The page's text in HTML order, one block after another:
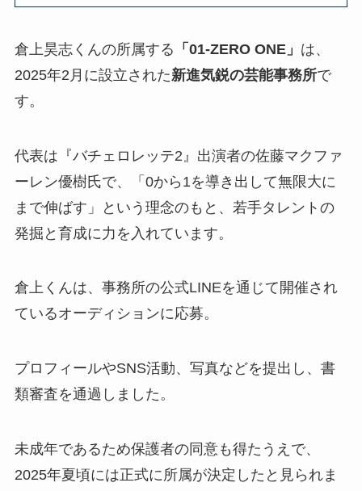
倉上昊志くんの所属する 「01-ZERO ONE」 は、
2025年2月に設立された新進気鋭の芸能事務所で
す。
代表は『バチェロレッテ2』出演者の佐藤マクファ
ーレン優樹氏で、「0から1を導き出して無限大に
まで伸ばす」という理念のもと、若手タレントの
発掘と育成に力を入れています。
倉上くんは、事務所の公式LINEを通じて開催され
ているオーディションに応募。
プロフィールやSNS活動、写真などを提出し、書
類審査を通過しました。
未成年であるため保護者の同意も得たうえで、
2025年夏頃には正式に所属が決定したと見られま